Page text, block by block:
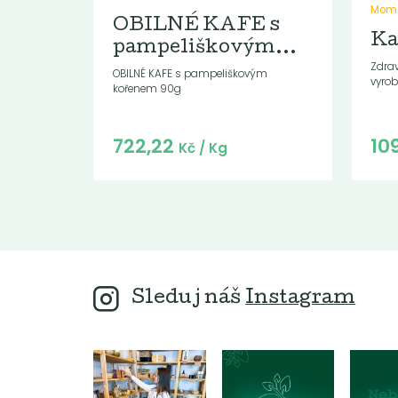
OBILNÉ KAFE s
pampeliškovým...
OBILNÉ KAFE s pampeliškovým
kořenem 90g
Do košíku:
722,22 Kč/ Kg
Sleduj náš Instagram